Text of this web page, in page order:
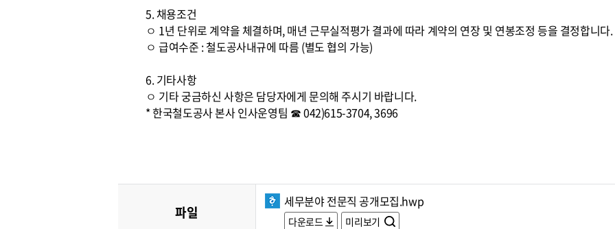
5. 채용조건
ㅇ 1년 단위로 계약을 체결하며, 매년 근무실적평가 결과에 따라 계약의 연장 및 연봉조정 등을 결정합니다.
ㅇ 급여수준 : 철도공사내규에 따름 (별도 협의 가능)
6. 기타사항
ㅇ 기타 궁금하신 사항은 담당자에게 문의해 주시기 바랍니다.
* 한국철도공사 본사 인사운영팀 ☎ 042)615-3704, 3696
파일
세무분야 전문직 공개모집.hwp
다운로드 미리보기